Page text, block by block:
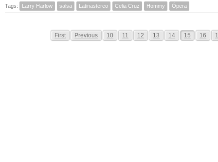
Tags: Larry Harlow salsa Latinastereo Celia Cruz Hommy Ópera
First Previous 10 11 12 13 14 15 16